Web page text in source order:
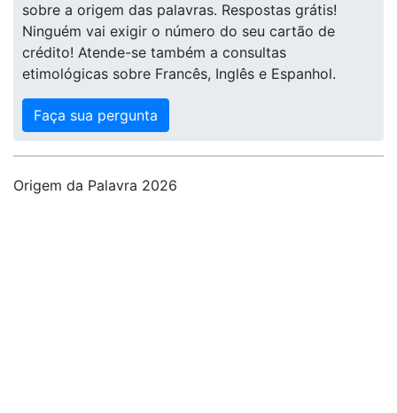
sobre a origem das palavras. Respostas grátis!
Ninguém vai exigir o número do seu cartão de
crédito! Atende-se também a consultas
etimológicas sobre Francês, Inglês e Espanhol.
Faça sua pergunta
Origem da Palavra 2026